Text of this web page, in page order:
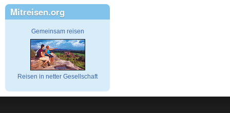
Mitreisen.org
Gemeinsam reisen
Reisen in netter Gesellschaft